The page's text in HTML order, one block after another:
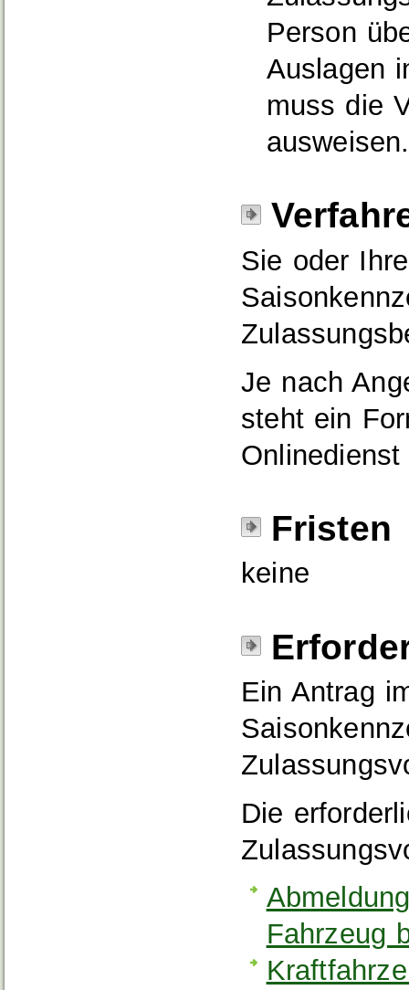
Person
Auslagen
muss die
ausweisen.
Sie oder
Je nach
steht ein
Fristen
keine
Ein Antrag
Die
Fahrzeug